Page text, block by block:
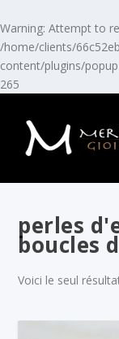
Warning: Attempt to
/home/clients/
content/plugins/
265
perles
boucles
Voici le seul